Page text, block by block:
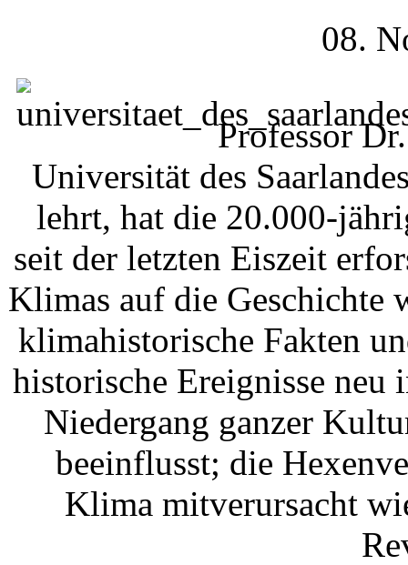
08.
Professor
Universität des
lehrt, hat die 20.000-
seit der letzten Eiszeit
Klimas auf die Geschichte
klimahistorische Fakten
historische Ereignisse
Niedergang ganzer
beeinflusst; die
Klima mitverursacht